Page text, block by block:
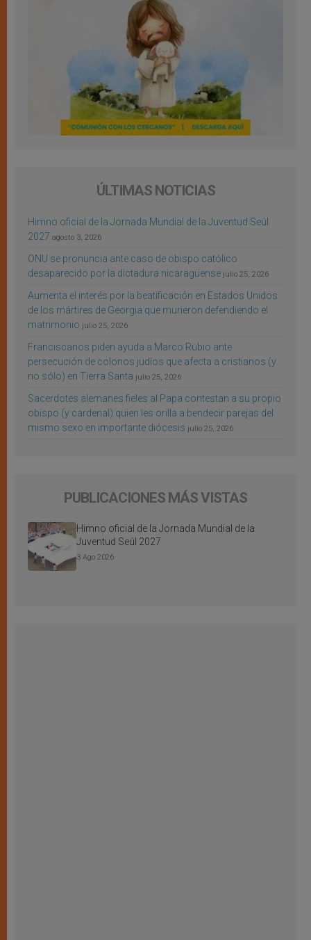
ÚLTIMAS NOTICIAS
Himno oficial de la Jornada Mundial de la Juventud Seúl
2027 agosto 3, 2026
ONU se pronuncia ante caso de obispo católico
desaparecido por la dictadura nicaragüense julio 25, 2026
Aumenta el interés por la beatificación en Estados Unidos
de los mártires de Georgia que murieron defendiendo el
matrimonio julio 25, 2026
Franciscanos piden ayuda a Marco Rubio ante
persecución de colonos judíos que afecta a cristianos (y
no sólo) en Tierra Santa julio 25, 2026
Sacerdotes alemanes fieles al Papa contestan a su propio
obispo (y cardenal) quien les orilla a bendecir parejas del
mismo sexo en importante diócesis julio 25, 2026
PUBLICACIONES MÁS VISTAS
Himno oficial de la Jornada Mundial de la
Juventud Seúl 2027
3 Ago 2026